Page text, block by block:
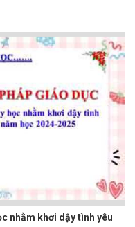
nhằm khơi dậy tình yêu